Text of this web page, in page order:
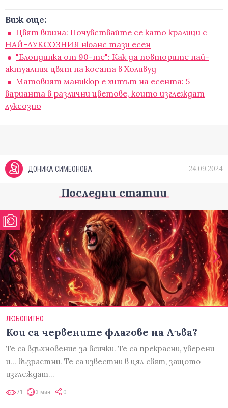
Виж още:
Цвят вишна: Почувствайте се като кралици с
НАЙ-ЛУКСОЗНИЯ нюанс тази есен
"Блондинка от 90-те": Как да повторите най-
актуалния цвят на косата в Холивуд
Матовият маникюр е хитът на есента: 5
варианта в различни цветове, които изглеждат
луксозно
ДОНИКА СИМЕОНОВА 24.09.2024
Последни статии
ЛЮБОПИТНО
Кои са червените флагове на Лъва?
Те са вдъхновение за всички. Те са прекрасни, уверени
и... възрастни. Те са известни в цял свят, защото
изглеждат…
71 3 мин 0